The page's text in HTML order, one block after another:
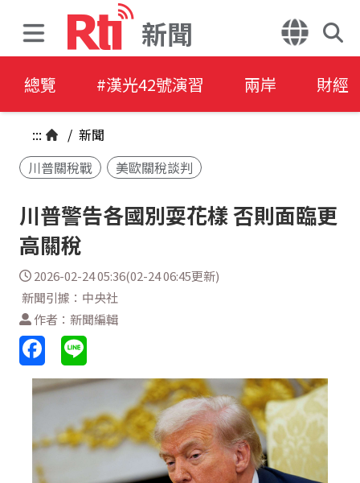
新聞
總覽 #漢光42號演習 兩岸 財經
::: / 新聞
川普關稅戰
美歐關稅談判
川普警告各國別耍花樣 否則面臨更
高關稅
2026-02-24 05:36(02-24 06:45更新)
新聞引據：中央社
作者：新聞編輯